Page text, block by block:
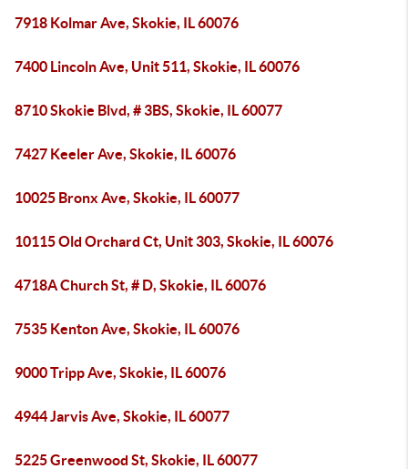
7918 Kolmar Ave, Skokie, IL 60076
7400 Lincoln Ave, Unit 511, Skokie, IL 60076
8710 Skokie Blvd, # 3BS, Skokie, IL 60077
7427 Keeler Ave, Skokie, IL 60076
10025 Bronx Ave, Skokie, IL 60077
10115 Old Orchard Ct, Unit 303, Skokie, IL 60076
4718A Church St, # D, Skokie, IL 60076
7535 Kenton Ave, Skokie, IL 60076
9000 Tripp Ave, Skokie, IL 60076
4944 Jarvis Ave, Skokie, IL 60077
5225 Greenwood St, Skokie, IL 60077